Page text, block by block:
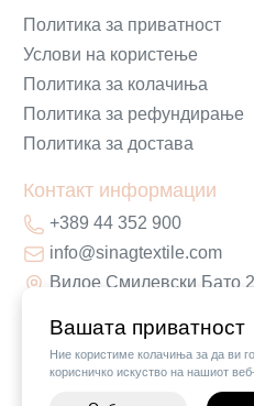
Вашата приватност
Ние користиме колачиња за да ви
корисничко искуство на нашиот веб-
Политика за приватност
Услови на користење
Политика за колачиња
Политика за рефундирање
Политика за достава
Контакт информации
+389 44 352 900
info@sinagtextile.com
Видое Смилевски Бато